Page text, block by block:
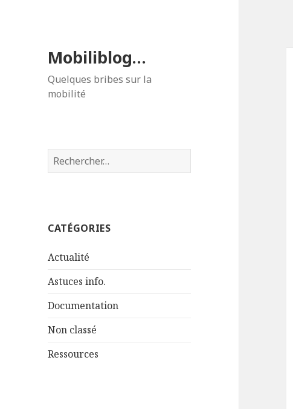
Mobiliblog…
Quelques bribes sur la
mobilité
Rechercher :
CATÉGORIES
Actualité
Astuces info.
Documentation
Non classé
Ressources